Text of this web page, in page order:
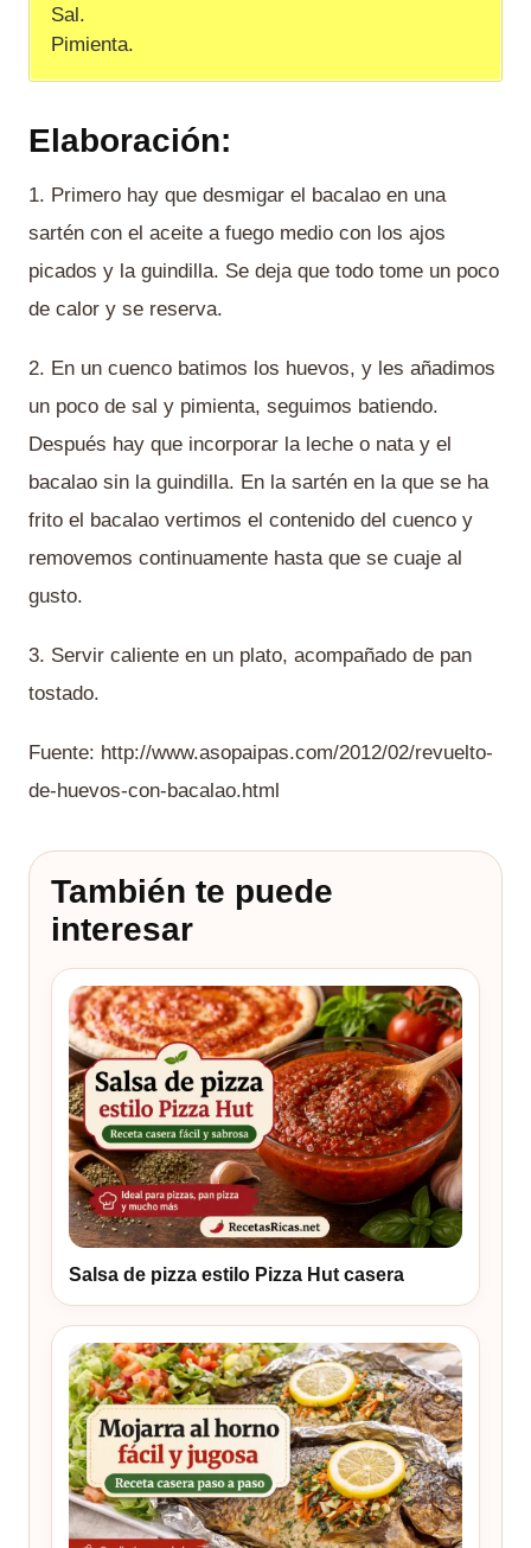
Sal.
Pimienta.
Elaboración:
1. Primero hay que desmigar el bacalao en una
sartén con el aceite a fuego medio con los ajos
picados y la guindilla. Se deja que todo tome un poco
de calor y se reserva.
2. En un cuenco batimos los huevos, y les añadimos
un poco de sal y pimienta, seguimos batiendo.
Después hay que incorporar la leche o nata y el
bacalao sin la guindilla. En la sartén en la que se ha
frito el bacalao vertimos el contenido del cuenco y
removemos continuamente hasta que se cuaje al
gusto.
3. Servir caliente en un plato, acompañado de pan
tostado.
Fuente: http://www.asopaipas.com/2012/02/revuelto-
de-huevos-con-bacalao.html
También te puede
interesar
Salsa de pizza estilo Pizza Hut casera